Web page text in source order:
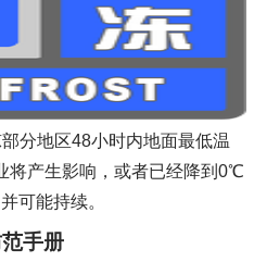
分地区48小时内地面最低温
将产生影响，或者已经降到0℃
可能持续。
手册